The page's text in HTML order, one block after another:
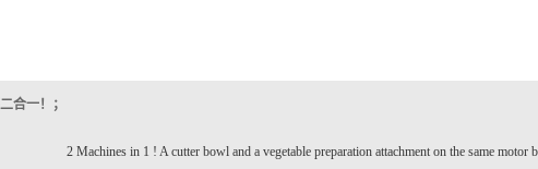
合一！；
2 Machines in 1 ! A cutter bowl and a vegetable preparation attachment on the same motor